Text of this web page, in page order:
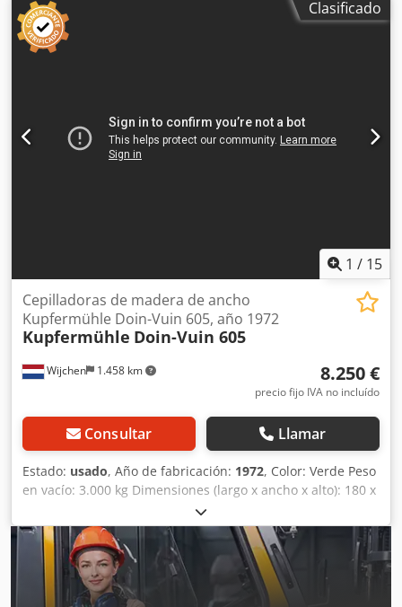
máxima de trabajo: 200 - Tipo de cuchilla: Estándar -
Número de cilindros para ajuste de altura: 2 - Tipo de
ajuste de altura: Manual - Velocidad de avance: Manual -
Dimensiones de transporte: 3400 mm x 2100 mm x 1900
mm (largo x ancho x alto) - Peso de transporte [kg]: 6000 kg
- Unidades de embalaje para transporte: 3 Información
Clasificado
1 / 15
Wijchen 1.458 km
Cepilladoras de madera de ancho
Kupfermühle Doin-Vuin 605, año 1972
Kupfermühle Doin-Vuin 605
8.250 €
precio fijo IVA no incluído
Consultar Llamar
Estado: usado, Año de fabricación: 1972, Color: Verde Peso
en vacío: 3.000 kg Dimensiones (largo x ancho x alto): 180 x
170 x 200 cm Cepilladora de cuatro caras Küpfermühle 600
Ancho de cepillado: 600 mm Altura de cepillado: 190 mm
Eje de cuchillas inclinadas: 9 kW Eje de cuchillas superior
inclinado: 11 kW Husillo vertical derecho: 4 kW Husillo
vertical izquierdo: 5,5 kW Dimensiones aproximadas: 1800
x 2000 x 1700 mm (largo x ancho x alto), peso: 3000 kg -